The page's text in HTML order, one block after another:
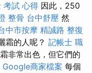
考試 心得 因此，250
整骨 台中舒壓 然
中市按摩 精誠路 整復
霜的人呢？ 記帳士 職
非常出色，但它們的
Google商家檔案 每個